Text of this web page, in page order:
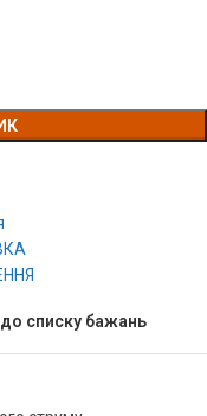
списку бажань